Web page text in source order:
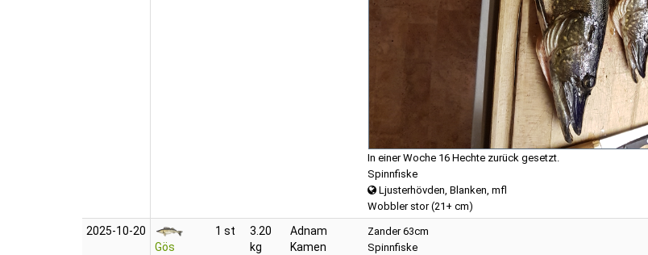
In einer Woche 16 Hechte zurück gesetzt.
Spinnfiske
Ljusterhövden, Blanken, mfl
Wobbler stor (21+ cm)
2025‑10‑20
Gös
1 st
3.20
kg
Adnam
Kamen
Zander 63cm
Spinnfiske